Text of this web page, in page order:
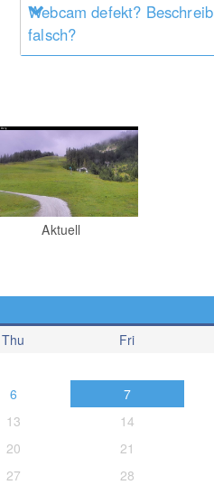
Webcam defekt?
falsch?
Aktuell
Thu Fri
6 7
13 14
20 21
27 28